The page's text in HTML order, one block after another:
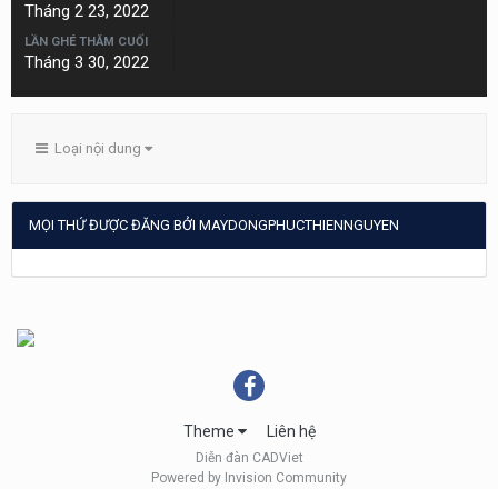
Tháng 2 23, 2022
LẦN GHÉ THĂM CUỐI
Tháng 3 30, 2022
Loại nội dung
MỌI THỨ ĐƯỢC ĐĂNG BỞI MAYDONGPHUCTHIENNGUYEN
Theme Liên hệ
Diễn đàn CADViet
Powered by Invision Community